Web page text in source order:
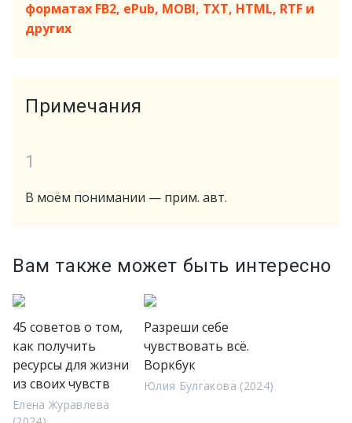
форматах FB2, ePub, MOBI, TXT, HTML, RTF и
других
Примечания
1
В моём понимании — прим. авт.
Вам также может быть интересно
45 советов о том,
как получить
ресурсы для жизни
из своих чувств
Елена Журавлева
Разреши себе
чувствовать всё.
Воркбук
Юлия Булгакова (2024)